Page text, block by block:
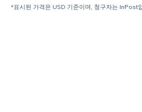
*표시된 가격은 USD 기준이며, 청구자는 InPost